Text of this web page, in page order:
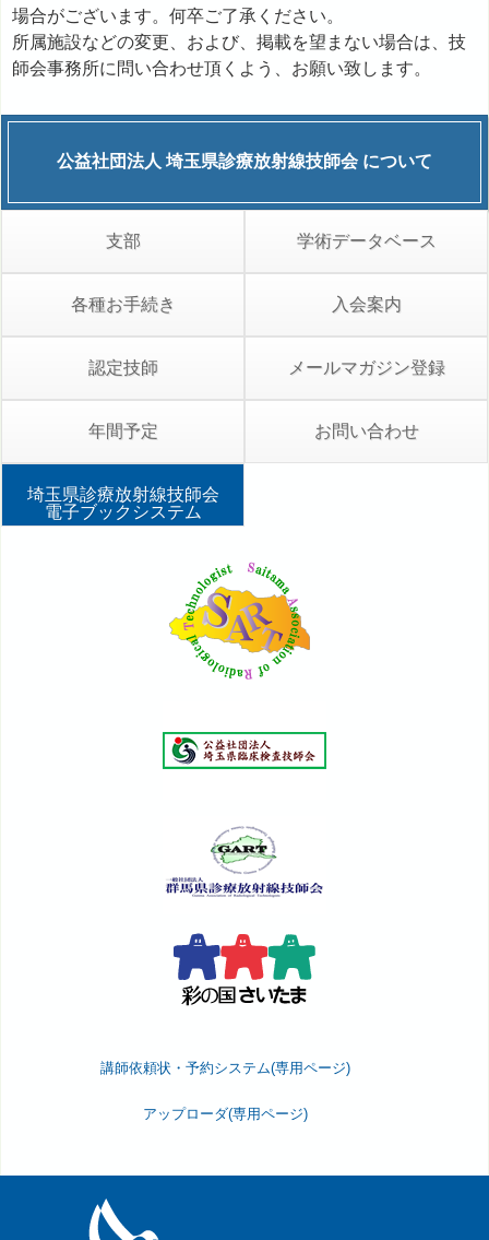
場合がございます。何卒ご了承ください。
所属施設などの変更、および、掲載を望まない場合は、技
師会事務所に問い合わせ頂くよう、お願い致します。
公益社団法人 埼玉県診療放射線技師会 について
支部 学術データベース
各種お手続き 入会案内
認定技師 メールマガジン登録
年間予定 お問い合わせ
埼玉県診療放射線技師会
電子ブックシステム
講師依頼状・予約システム(専用ページ)
アップローダ(専用ページ)